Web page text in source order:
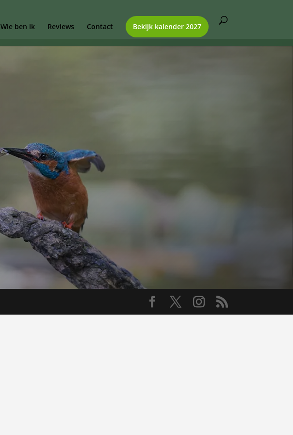
Wie ben ik Reviews Contact Bekijk kalender 2027
Bedankt
Bedankt voor uw bestelling of bericht
Deze is in goede orde ontvangen